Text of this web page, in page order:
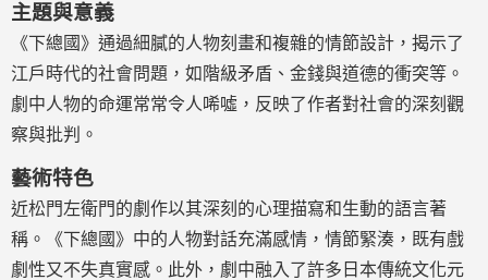
主題與意義
《下總國》通過細膩的人物刻畫和複雜的情節設計，揭示了
江戶時代的社會問題，如階級矛盾、金錢與道德的衝突等。
劇中人物的命運常常令人唏噓，反映了作者對社會的深刻觀
察與批判。
藝術特色
近松門左衛門的劇作以其深刻的心理描寫和生動的語言著
稱。《下總國》中的人物對話充滿感情，情節緊湊，既有戲
劇性又不失真實感。此外，劇中融入了許多日本傳統文化元